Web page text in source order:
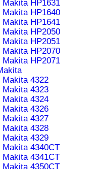
HP1631
HP1640
HP1641
HP2050
HP2051
HP2070
HP2071
4322
4323
4324
4326
4327
4328
4329
4340CT
4341CT
4350CT